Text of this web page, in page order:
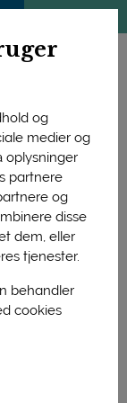
og
medier og
oplysninger
partnere
og
disse
dem, eller
tjenester.
behandler
cookies
Lene Shannon
komme på
et indblik i